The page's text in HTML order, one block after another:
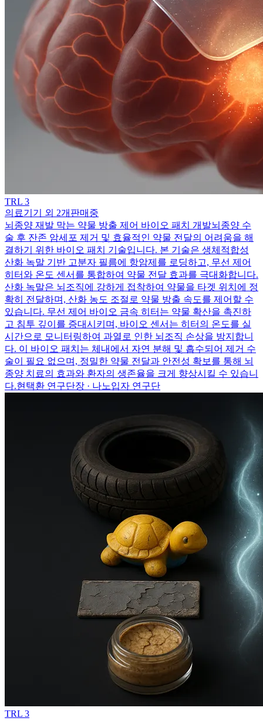
TRL 3
의료기기 외 2개 판매중
뇌종양 재발 막는 약물 방출 제어 바이오 패치 개발뇌종양 수
술 후 잔존 암세포 제거 및 효율적인 약물 전달의 어려움을 해
결하기 위한 바이오 패치 기술입니다. 본 기술은 생체적합성
산화 녹말 기반 고분자 필름에 항암제를 로딩하고, 무선 제어
히터와 온도 센서를 통합하여 약물 전달 효과를 극대화합니다.
산화 녹말은 뇌조직에 강하게 접착하여 약물을 타겟 위치에 정
확히 전달하며, 산화 농도 조절로 약물 방출 속도를 제어할 수
있습니다. 무선 제어 바이오 금속 히터는 약물 확산을 촉진하
고 침투 깊이를 증대시키며, 바이오 센서는 히터의 온도를 실
시간으로 모니터링하여 과열로 인한 뇌조직 손상을 방지합니
다. 이 바이오 패치는 체내에서 자연 분해 및 흡수되어 제거 수
술이 필요 없으며, 정밀한 약물 전달과 안전성 확보를 통해 뇌
종양 치료의 효과와 환자의 생존율을 크게 향상시킬 수 있습니
다.현택환 연구단장 · 나노입자 연구단
TRL 3